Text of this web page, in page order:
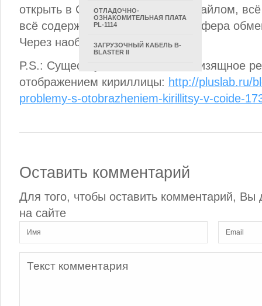
ОТЛАДОЧНО-
ОЗНАКОМИТЕЛЬНАЯ ПЛАТА
PL-1114
ЗАГРУЗОЧНЫЙ КАБЕЛЬ B-
BLASTER II
открыть в CoIDE проект с этим файлом,
всё содержимое и вставить из буфера
Через наоборот, но работает.
P.S.: Существует намного более изящное
отображением кириллицы: http://pluslab.ru/
problemy-s-otobrazheniem-kirillitsy-v-coide-
Оставить комментарий
Для того, чтобы оставить комментарий,
на сайте